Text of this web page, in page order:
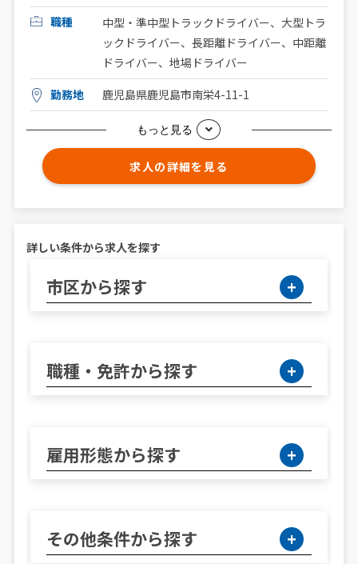
職種
中型・準中型トラックドライバー、大型トラ
ックドライバー、長距離ドライバー、中距離
ドライバー、地場ドライバー
勤務地
鹿児島県鹿児島市南栄4-11-1
もっと見る
求人の詳細を見る
詳しい条件から求人を探す
市区から探す
職種・免許から探す
雇用形態から探す
その他条件から探す